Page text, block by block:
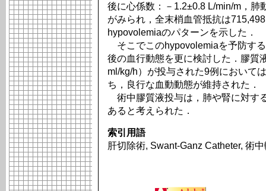
後に心係数：－1.2±0.8 L/min/m，肺
がみられ，全末梢血管抵抗は
hypovolemiaのパターンを示した．
そこでこのhypovolemiaを予防す
後の血行動態を更に検討した．膠質
ml/kg/h）が投与された9例において
ち，良行な血動動態が維持された．
術中膠質液投与は，肺や腎に対す
あると考えられた．
索引用語
肝切除術, Swant-Ganz Catheter, 術